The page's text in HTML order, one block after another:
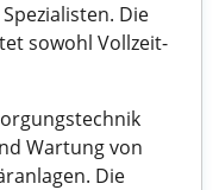
Die
sowohl Vollzeit-
Wartung von
Die